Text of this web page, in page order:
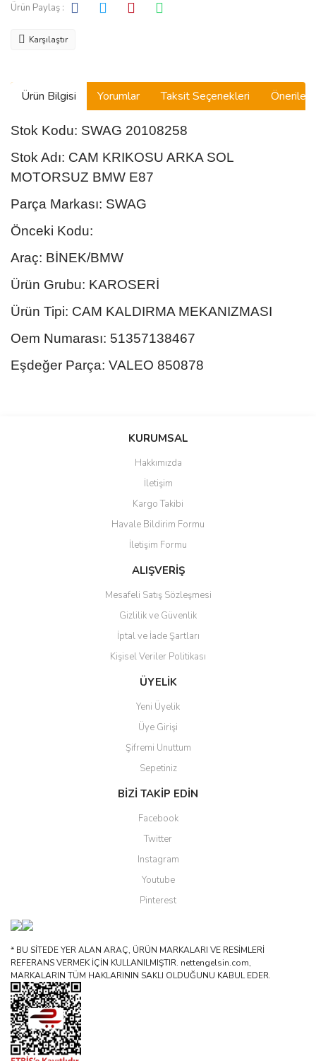
Ürün Paylaş :
Karşılaştır
Ürün Bilgisi Yorumlar Taksit Seçenekleri
Stok Kodu: SWAG 20108258
Stok Adı: CAM KRIKOSU ARKA SOL
MOTORSUZ BMW E87
Parça Markası: SWAG
Önceki Kodu:
Araç: BİNEK/BMW
Ürün Grubu: KAROSERİ
Ürün Tipi: CAM KALDIRMA MEKANIZMASI
Oem Numarası: 51357138467
Eşdeğer Parça: VALEO 850878
Bu ürüne ilk yorumu siz yapın!
Yorum Yaz
Ürün resmi kalitesiz, bozuk veya görüntülenemiyor.
Ürün açıklamasında eksik bilgiler bulunuyor.
Ürün bilgilerinde hatalar bulunuyor.
Ürün fiyatı diğer sitelerden daha pahalı.
Bu ürüne benzer farklı alternatifler olmalı.
Gönder
KURUMSAL
Hakkımızda
İletişim
Kargo Takibi
Havale Bildirim Formu
İletişim Formu
ALIŞVERİŞ
Mesafeli Satış Sözleşmesi
Gizlilik ve Güvenlik
İptal ve İade Şartları
Kişisel Veriler Politikası
ÜYELİK
Yeni Üyelik
Üye Girişi
Şifremi Unuttum
Sepetiniz
BİZİ TAKİP EDİN
Facebook
Twitter
Instagram
Youtube
Pinterest
* BU SİTEDE YER ALAN ARAÇ, ÜRÜN MARKALARI VE RESİMLERİ
REFERANS VERMEK İÇİN KULLANILMIŞTIR. nettengelsin.com,
MARKALARIN TÜM HAKLARININ SAKLI OLDUĞUNU KABUL EDER.